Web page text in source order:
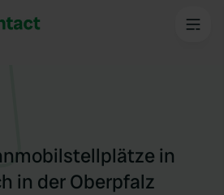
in
in der Oberpfalz